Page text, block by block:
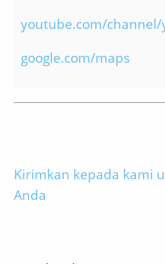
youtube.com/channel/
google.com/maps
Kirimkan kepada kami
Anda